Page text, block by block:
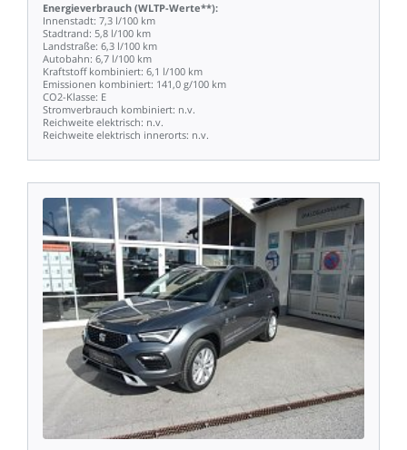
Energieverbrauch (WLTP-Werte**):
Innenstadt: 7,3 l/100 km
Stadtrand: 5,8 l/100 km
Landstraße: 6,3 l/100 km
Autobahn: 6,7 l/100 km
Kraftstoff kombiniert: 6,1 l/100 km
Emissionen kombiniert: 141,0 g/100 km
CO2-Klasse: E
Stromverbrauch kombiniert: n.v.
Reichweite elektrisch: n.v.
Reichweite elektrisch innerorts: n.v.